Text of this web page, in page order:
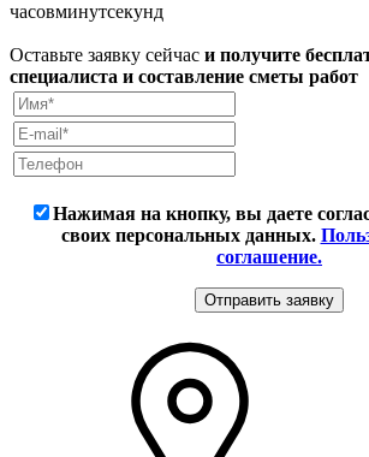
часовминутсекунд
Оставьте заявку сейчас и получите
специалиста и составление сметы работ
Нажимая на кнопку, вы даете
своих персональных данных.
соглашение.